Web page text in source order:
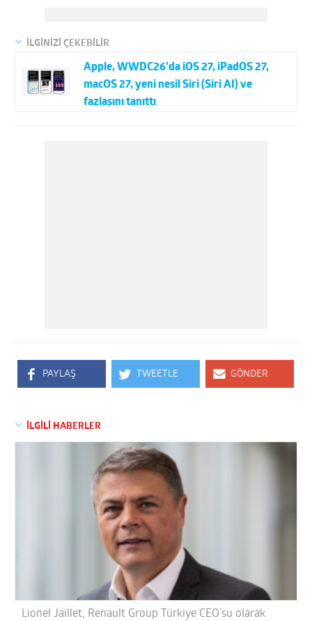
İLGİNİZİ ÇEKEBİLİR
Apple, WWDC26’da iOS 27, iPadOS 27,
macOS 27, yeni nesil Siri (Siri AI) ve
fazlasını tanıttı
PAYLAŞ TWEETLE GÖNDER
İLGİLİ HABERLER
Lionel Jaillet, Renault Group Türkiye CEO’su olarak